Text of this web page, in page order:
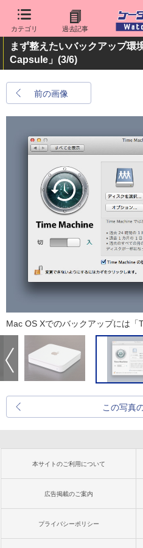
カテゴリ 過去記事
まず整えたいバックアップ環
Capsule」 (3/6)
前の画像
Mac OS Xでのバックアップには「
この写真
本サイトのご利用について
広告掲載のご案内
プライバシーポリシー